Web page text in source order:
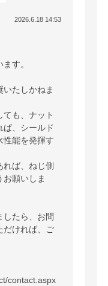
2026.6.18 14:53
す。
たしかねま
も、ナット
ば、シールド
性能を発揮す
れば、ねじ側
お願いしま
したら、お問
だければ、ご
contact.aspx